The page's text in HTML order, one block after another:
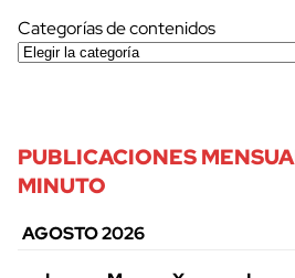
Categorías de contenidos
PUBLICACIONES
MINUTO
AGOSTO 2026